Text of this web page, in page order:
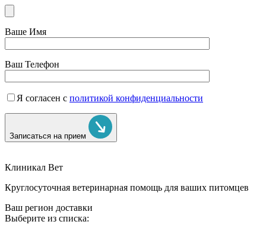
Ваше Имя
Ваш Телефон
Я согласен с политикой конфиденциальности
Записаться на прием
Клиникал Вет
Круглосуточная ветеринарная помощь для ваших питомцев
Ваш регион доставки
Выберите из списка: